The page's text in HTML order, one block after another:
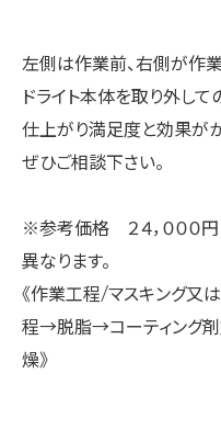
左側は作業前、右側が作
ドライト本体を取り外して
仕上がり満足度と効果が
ぜひご相談下さい。
※参考価格 ２４，０００
異なります。
《作業工程/マスキング
程→脱脂→コーティング
燥》